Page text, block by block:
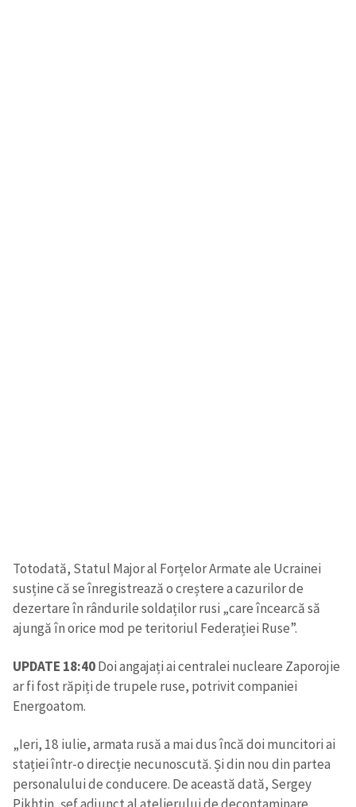
Totodată, Statul Major al Forțelor Armate ale Ucrainei
susține că se înregistrează o creștere a cazurilor de
dezertare în rândurile soldaților rusi „care încearcă să
ajungă în orice mod pe teritoriul Federației Ruse”.
UPDATE 18:40Doi angajați ai centralei nucleare Zaporojie
ar fi fost răpiți de trupele ruse, potrivit companiei
Energoatom.
„Ieri, 18 iulie, armata rusă a mai dus încă doi muncitori ai
stației într-o direcție necunoscută. Și din nou din partea
personalului de conducere. De această dată, Sergey